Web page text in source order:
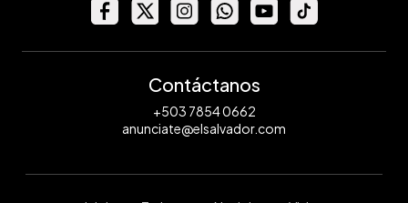
Contáctanos
+503 7854 0662
anunciate@elsalvador.com